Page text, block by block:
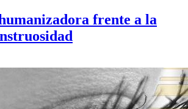
frente a la